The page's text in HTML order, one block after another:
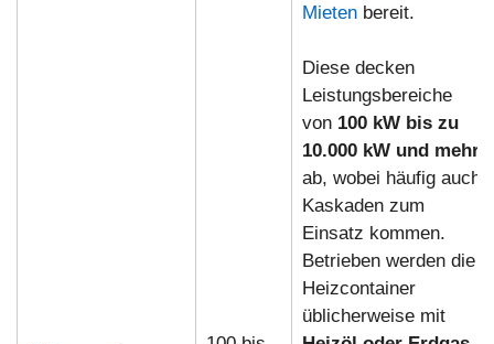
Mietenbereit.
Diese decken
Leistungsbereiche
von 100 kW bis zu
10.000 kW und mehr
ab, wobei häufig auch
Kaskaden zum
Einsatz kommen.
Betrieben werden die
Heizcontainer
üblicherweise mit